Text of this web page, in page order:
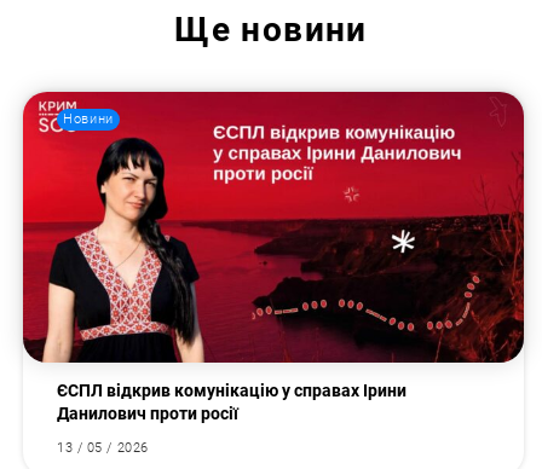
Ще новини
Новини
ЄСПЛ відкрив комунікацію у справах Ірини
Данилович проти росії
13 / 05 / 2026